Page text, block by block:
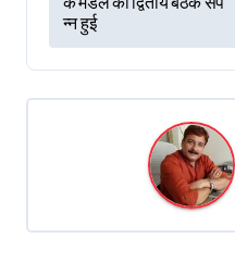
n
a
a
न्न हुई